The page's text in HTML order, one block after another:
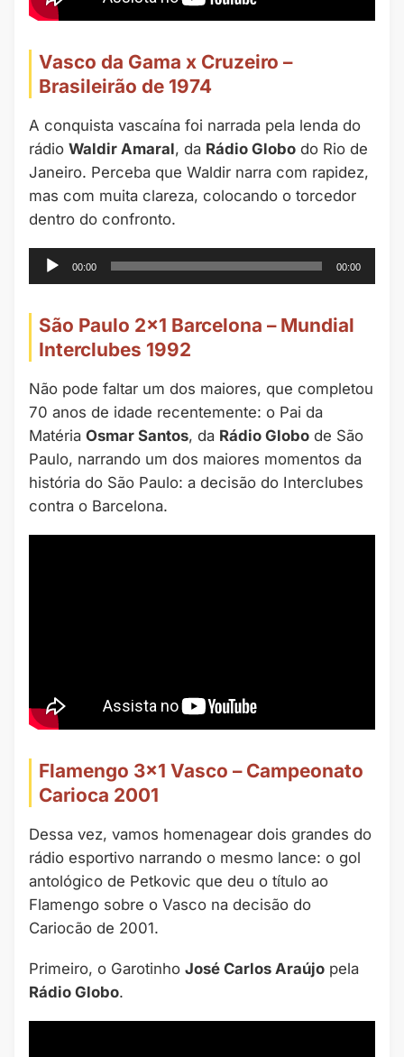
Vasco da Gama x Cruzeiro –
Brasileirão de 1974
A conquista vascaína foi narrada pela lenda do
rádio Waldir Amaral, da Rádio Globo do Rio de
Janeiro. Perceba que Waldir narra com rapidez,
mas com muita clareza, colocando o torcedor
dentro do confronto.
Tocador
de
00:00 00:00
São Paulo 2×1 Barcelona – Mundial
Interclubes 1992
Não pode faltar um dos maiores, que completou
70 anos de idade recentemente: o Pai da
Matéria Osmar Santos, da Rádio Globo de São
Paulo, narrando um dos maiores momentos da
história do São Paulo: a decisão do Interclubes
contra o Barcelona.
Flamengo 3×1 Vasco – Campeonato
Carioca 2001
Dessa vez, vamos homenagear dois grandes do
rádio esportivo narrando o mesmo lance: o gol
antológico de Petkovic que deu o título ao
Flamengo sobre o Vasco na decisão do
Cariocão de 2001.
Primeiro, o Garotinho José Carlos Araújo pela
Rádio Globo.